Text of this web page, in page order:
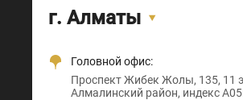
г. Алматы
Головной офис:
Проспект Жибек Жолы, 135, 11
Алмалинский район, индекс
Офис + Шоу-рум:
Астана-Караганда трасса, 3
Алматы район, индекс Z00T3F3
Тамерлановское шоссе, 205
Абайский район, индекс 160020
Проспект Санкибай батыра, 22
Индекс D00M4X4